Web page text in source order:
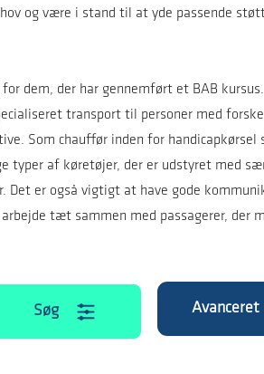
og være i stand til at yde passende
dem, der har gennemført et BAB kursus.
transport til personer med
Som chauffør inden for handicapkørsel
typer af køretøjer, der er udstyret med
er også vigtigt at have gode
tæt sammen med passagerer, der
Søg Avanceret